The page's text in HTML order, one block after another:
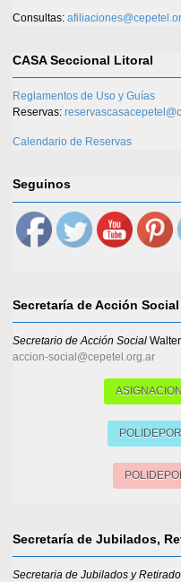
Consultas:
CASA Seccional Litoral
Reglamentos de Uso y Guías
Reservas:
Calendario de Reservas
Seguinos
Secretaría de Acción Social
Secretario de Acción Social
accion-social@cepetel.org.ar
Secretaría de Jubilados,
Secretaria de Jubilados y